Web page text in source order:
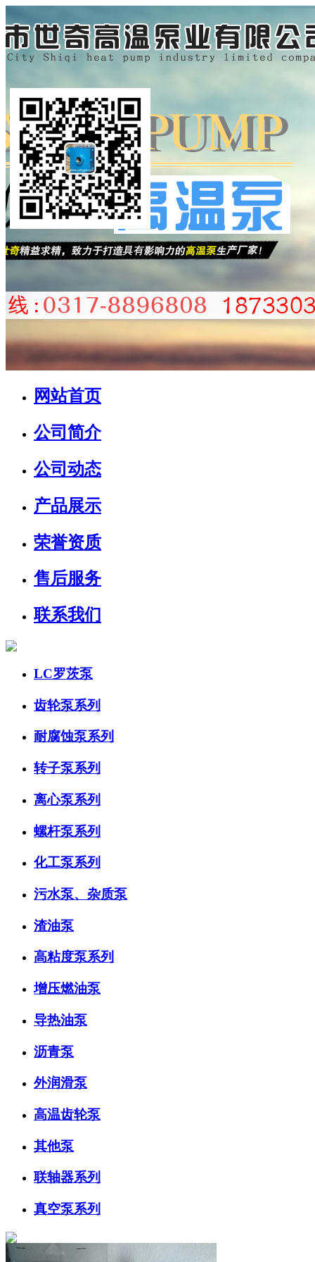
网站首页
公司简介
公司动态
产品展示
荣誉资质
售后服务
联系我们
LC罗茨泵
齿轮泵系列
耐腐蚀泵系列
转子泵系列
离心泵系列
螺杆泵系列
化工泵系列
污水泵、杂质泵
渣油泵
高粘度泵系列
增压燃油泵
导热油泵
沥青泵
外润滑泵
高温齿轮泵
其他泵
联轴器系列
真空泵系列